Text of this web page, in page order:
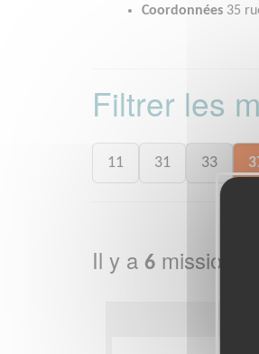
Coordonnées 35
Filtrer les
11 31 33
Il y a 6 missions